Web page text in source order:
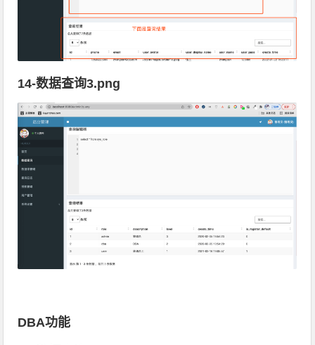
14-数据查询3.png
DBA功能